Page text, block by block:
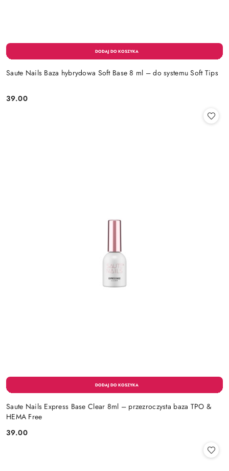
Saute Nails Baza hybrydowa Soft Base 8 ml – do systemu Soft Tips
Cena:
39.00
Saute Nails Express Base Clear 8ml – przezroczysta baza TPO &
HEMA Free
Cena:
39.00